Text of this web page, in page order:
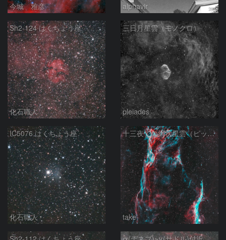
今城 雅彦 alphavir
Sh2-124 はくちょう座
化石職人
三日月星雲（モノクロ）
pleiades
IC5076 はくちょう座
化石職人
十三夜での網状星雲（ピッカリングの三角）
take